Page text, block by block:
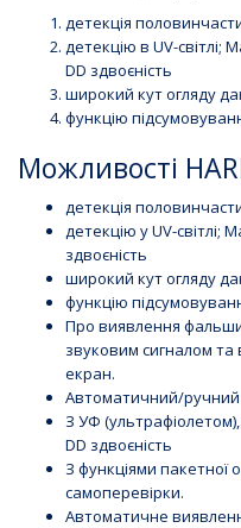
детекція
детекцію в UV-світлі;
DD здвоєність
широкий кут огляду
функцію
Можливості
детекція
детекцію у UV-світлі;
здвоєність
широкий кут огляду
функцію
Про виявлення
звуковим сигналом
екран.
Автоматичний/ручний
З УФ
DD здвоєність
З функціями пакетної
самоперевірки.
Автоматичне